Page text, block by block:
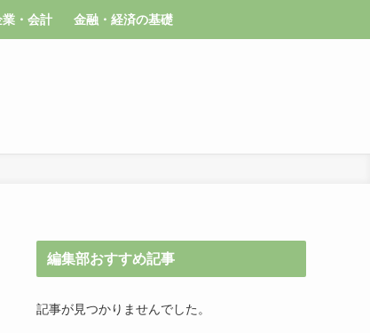
業・会計 金融・経済の基礎
編集部おすすめ記事
記事が見つかりませんでした。